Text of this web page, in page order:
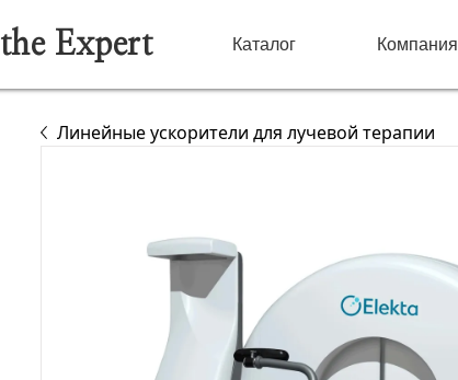
the Expert Каталог Компания
Линейные ускорители для лучевой терапии